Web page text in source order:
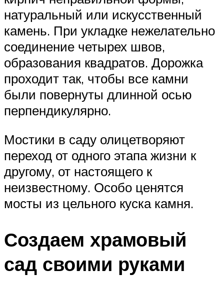
натуральный или искусственный
камень. При укладке нежелательно
соединение четырех швов,
образования квадратов. Дорожка
проходит так, чтобы все камни
были повернуты длинной осью
перпендикулярно.
Мостики в саду олицетворяют
переход от одного этапа жизни к
другому, от настоящего к
неизвестному. Особо ценятся
мосты из цельного куска камня.
Создаем храмовый
сад своими руками